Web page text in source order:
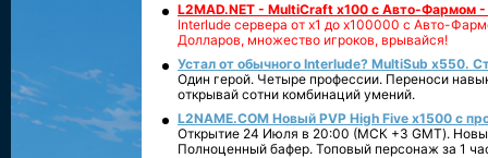
L2MAD.NET - MultiCraft x100 с Авто-Фармом
Interlude сервера от х1 до х100000 с Авто-
Долларов, множество игроков, врывайся!
Устал от обычного Interlude? MultiSub x550.
Один герой. Четыре профессии. Переноси
открывай сотни комбинаций умений.
L2NAME.COM Новый PVP High Five x1500 с
Открытие 24 Июля в 20:00 (МСК +3 GMT).
Полноценный бафер. Топовый персонаж за 1